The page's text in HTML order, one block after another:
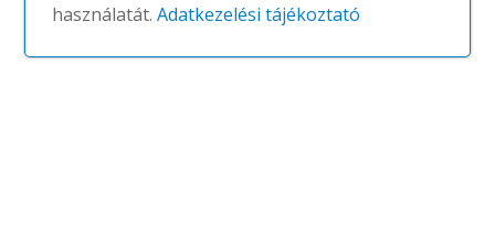
használatát.Adatkezelési tájékoztató